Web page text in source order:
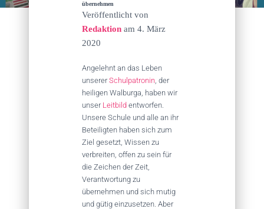
übernehmen
Veröffentlicht von
Redaktion am 4. März
2020
Angelehnt an das Leben
unsererSchulpatronin, der
heiligen Walburga, haben wir
unser Leitbild entworfen.
Unsere Schule und alle an ihr
Beteiligten haben sich zum
Ziel gesetzt, Wissen zu
verbreiten, offen zu sein für
die Zeichen der Zeit,
Verantwortung zu
übernehmen und sich mutig
und gütig einzusetzen. Aber